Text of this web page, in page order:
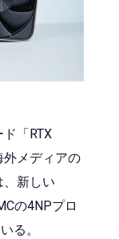
「RTX
メディアの
、新しい
の4NPプロ
る。